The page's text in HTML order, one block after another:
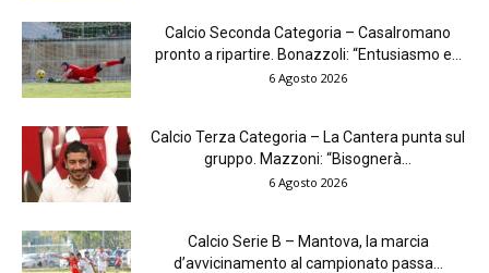
Calcio Seconda Categoria – Casalromano
pronto a ripartire. Bonazzoli: “Entusiasmo e...
6 Agosto 2026
Calcio Terza Categoria – La Cantera punta sul
gruppo. Mazzoni: “Bisognerà...
6 Agosto 2026
Calcio Serie B – Mantova, la marcia
d’avvicinamento al campionato passa...